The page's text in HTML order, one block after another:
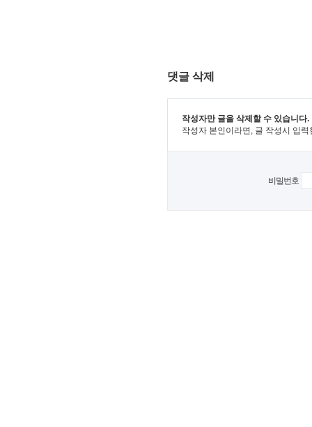
댓글 삭제
작성자만 글을 삭제할 수 있습니다.
작성자 본인이라면, 글 작성시 입
비밀번호